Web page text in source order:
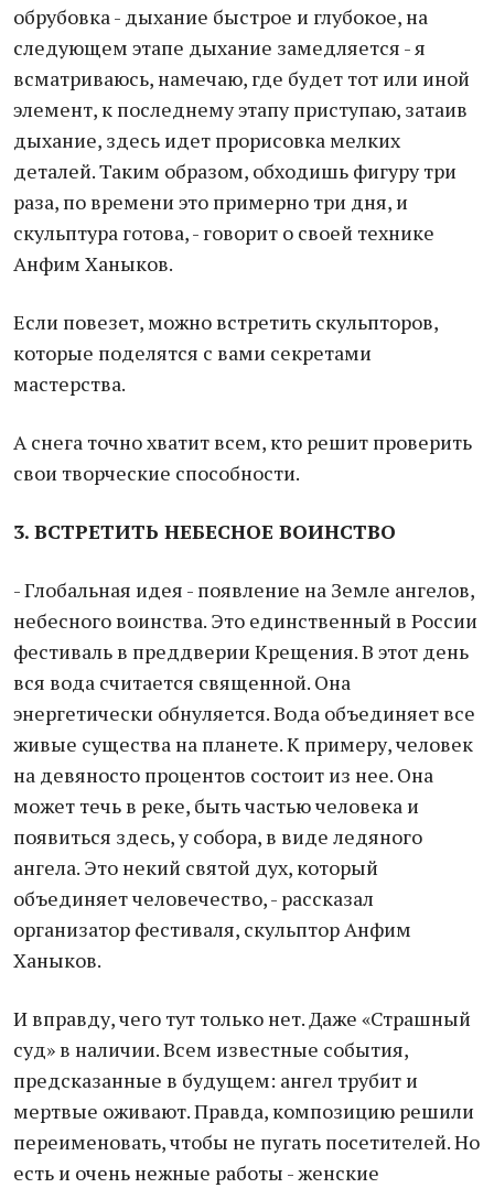
обрубовка - дыхание быстрое и глубокое, на
следующем этапе дыхание замедляется - я
всматриваюсь, намечаю, где будет тот или иной
элемент, к последнему этапу приступаю, затаив
дыхание, здесь идет прорисовка мелких
деталей. Таким образом, обходишь фигуру три
раза, по времени это примерно три дня, и
скульптура готова, - говорит о своей технике
Анфим Ханыков.
Если повезет, можно встретить скульпторов,
которые поделятся с вами секретами
мастерства.
А снега точно хватит всем, кто решит проверить
свои творческие способности.
3. ВСТРЕТИТЬ НЕБЕСНОЕ ВОИНСТВО
- Глобальная идея - появление на Земле ангелов,
небесного воинства. Это единственный в России
фестиваль в преддверии Крещения. В этот день
вся вода считается священной. Она
энергетически обнуляется. Вода объединяет все
живые существа на планете. К примеру, человек
на девяносто процентов состоит из нее. Она
может течь в реке, быть частью человека и
появиться здесь, у собора, в виде ледяного
ангела. Это некий святой дух, который
объединяет человечество, - рассказал
организатор фестиваля, скульптор Анфим
Ханыков.
И вправду, чего тут только нет. Даже «Страшный
суд» в наличии. Всем известные события,
предсказанные в будущем: ангел трубит и
мертвые оживают. Правда, композицию решили
переименовать, чтобы не пугать посетителей. Но
есть и очень нежные работы - женские